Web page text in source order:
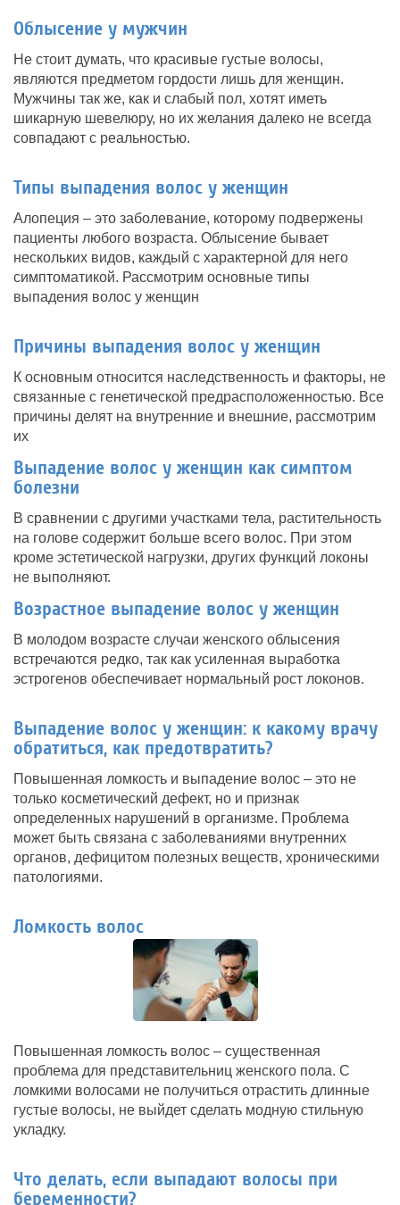
Облысение у мужчин
Не стоит думать, что красивые густые волосы,
являются предметом гордости лишь для женщин.
Мужчины так же, как и слабый пол, хотят иметь
шикарную шевелюру, но их желания далеко не всегда
совпадают с реальностью.
Типы выпадения волос у женщин
Алопеция – это заболевание, которому подвержены
пациенты любого возраста. Облысение бывает
нескольких видов, каждый с характерной для него
симптоматикой. Рассмотрим основные типы
выпадения волос у женщин
Причины выпадения волос у женщин
К основным относится наследственность и факторы, не
связанные с генетической предрасположенностью. Все
причины делят на внутренние и внешние, рассмотрим
их
Выпадение волос у женщин как симптом
болезни
В сравнении с другими участками тела, растительность
на голове содержит больше всего волос. При этом
кроме эстетической нагрузки, других функций локоны
не выполняют.
Возрастное выпадение волос у женщин
В молодом возрасте случаи женского облысения
встречаются редко, так как усиленная выработка
эстрогенов обеспечивает нормальный рост локонов.
Выпадение волос у женщин: к какому врачу
обратиться, как предотвратить?
Повышенная ломкость и выпадение волос – это не
только косметический дефект, но и признак
определенных нарушений в организме. Проблема
может быть связана с заболеваниями внутренних
органов, дефицитом полезных веществ, хроническими
патологиями.
Ломкость волос
Повышенная ломкость волос – существенная
проблема для представительниц женского пола. С
ломкими волосами не получиться отрастить длинные
густые волосы, не выйдет сделать модную стильную
укладку.
Что делать, если выпадают волосы при
беременности?